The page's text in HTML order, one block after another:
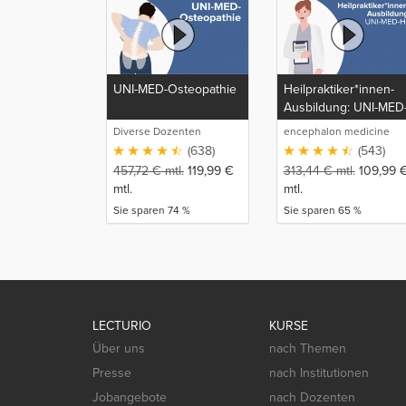
UNI-MED-Osteopathie
Diverse Dozenten
(638)
457,72€mtl. 119,99 €
mtl.
Sie sparen 74 %
Heilpraktiker*innen-
Ausbildung: UNI-
encephalon medicine
media production GmbH
(543)
313,44€mtl. 109,99
mtl.
Sie sparen 65 %
LECTURIO
Über uns
Presse
Jobangebote
KURSE
nach Themen
nach Institutionen
nach Dozenten